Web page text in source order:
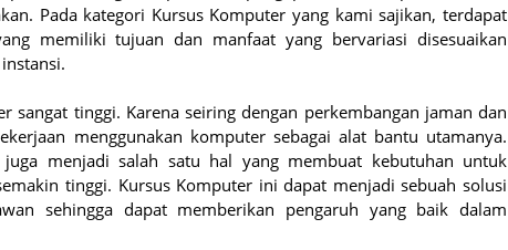
Pada kategori Kursus Komputer yang kami sajikan, terdapat
memiliki tujuan dan manfaat yang bervariasi disesuaikan
sangat tinggi. Karena seiring dengan perkembangan jaman dan
menggunakan komputer sebagai alat bantu utamanya.
menjadi salah satu hal yang membuat kebutuhan untuk
tinggi. Kursus Komputer ini dapat menjadi sebuah solusi
sehingga dapat memberikan pengaruh yang baik dalam